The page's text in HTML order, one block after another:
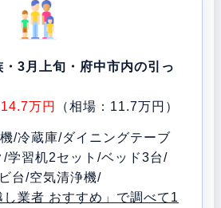
3月上旬・府中市内の引っ
14.7万円 （相場：11.7万円）
/冷蔵庫/ダイニングテーブ
/学習机2セット/ベッド3台/
台/空気清浄機/
し業者 おすすめ」で調べて1